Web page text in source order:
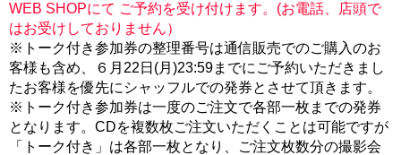
WEB SHOPにて ご予約を受け付けます。(お電話、店頭で
はお受けしておりません）
※トーク付き参加券の整理番号は通信販売でのご購入のお
客様も含め、６月22日(月)23:59までにご予約いただきまし
たお客様を優先にシャッフルでの発券とさせて頂きます。
※トーク付き参加券は一度のご注文で各部一枚までの発券
となります。CDを複数枚ご注文いただくことは可能ですが
「トーク付き」は各部一枚となり、ご注文枚数分の撮影会